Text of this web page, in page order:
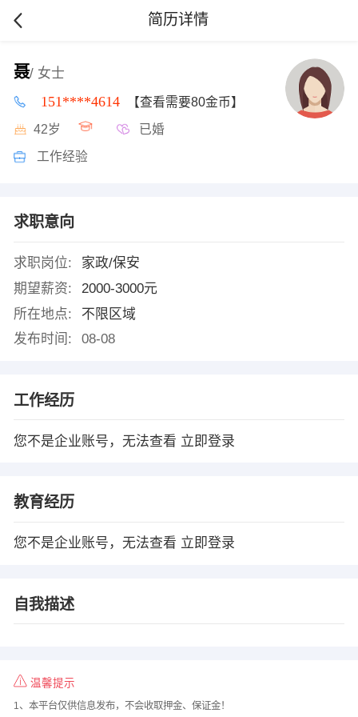
简历详情
聂/ 女士
151****4614 【查看需要80金币】
42岁 已婚
工作经验
求职意向
求职岗位:
家政/保安
期望薪资:
2000-3000元
所在地点:
不限区域
发布时间:
08-08
工作经历
您不是企业账号，无法查看 立即登录
教育经历
您不是企业账号，无法查看 立即登录
自我描述
温馨提示
1、本平台仅供信息发布，不会收取押金、保证金！